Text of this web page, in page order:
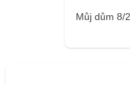
Můj dům 8/